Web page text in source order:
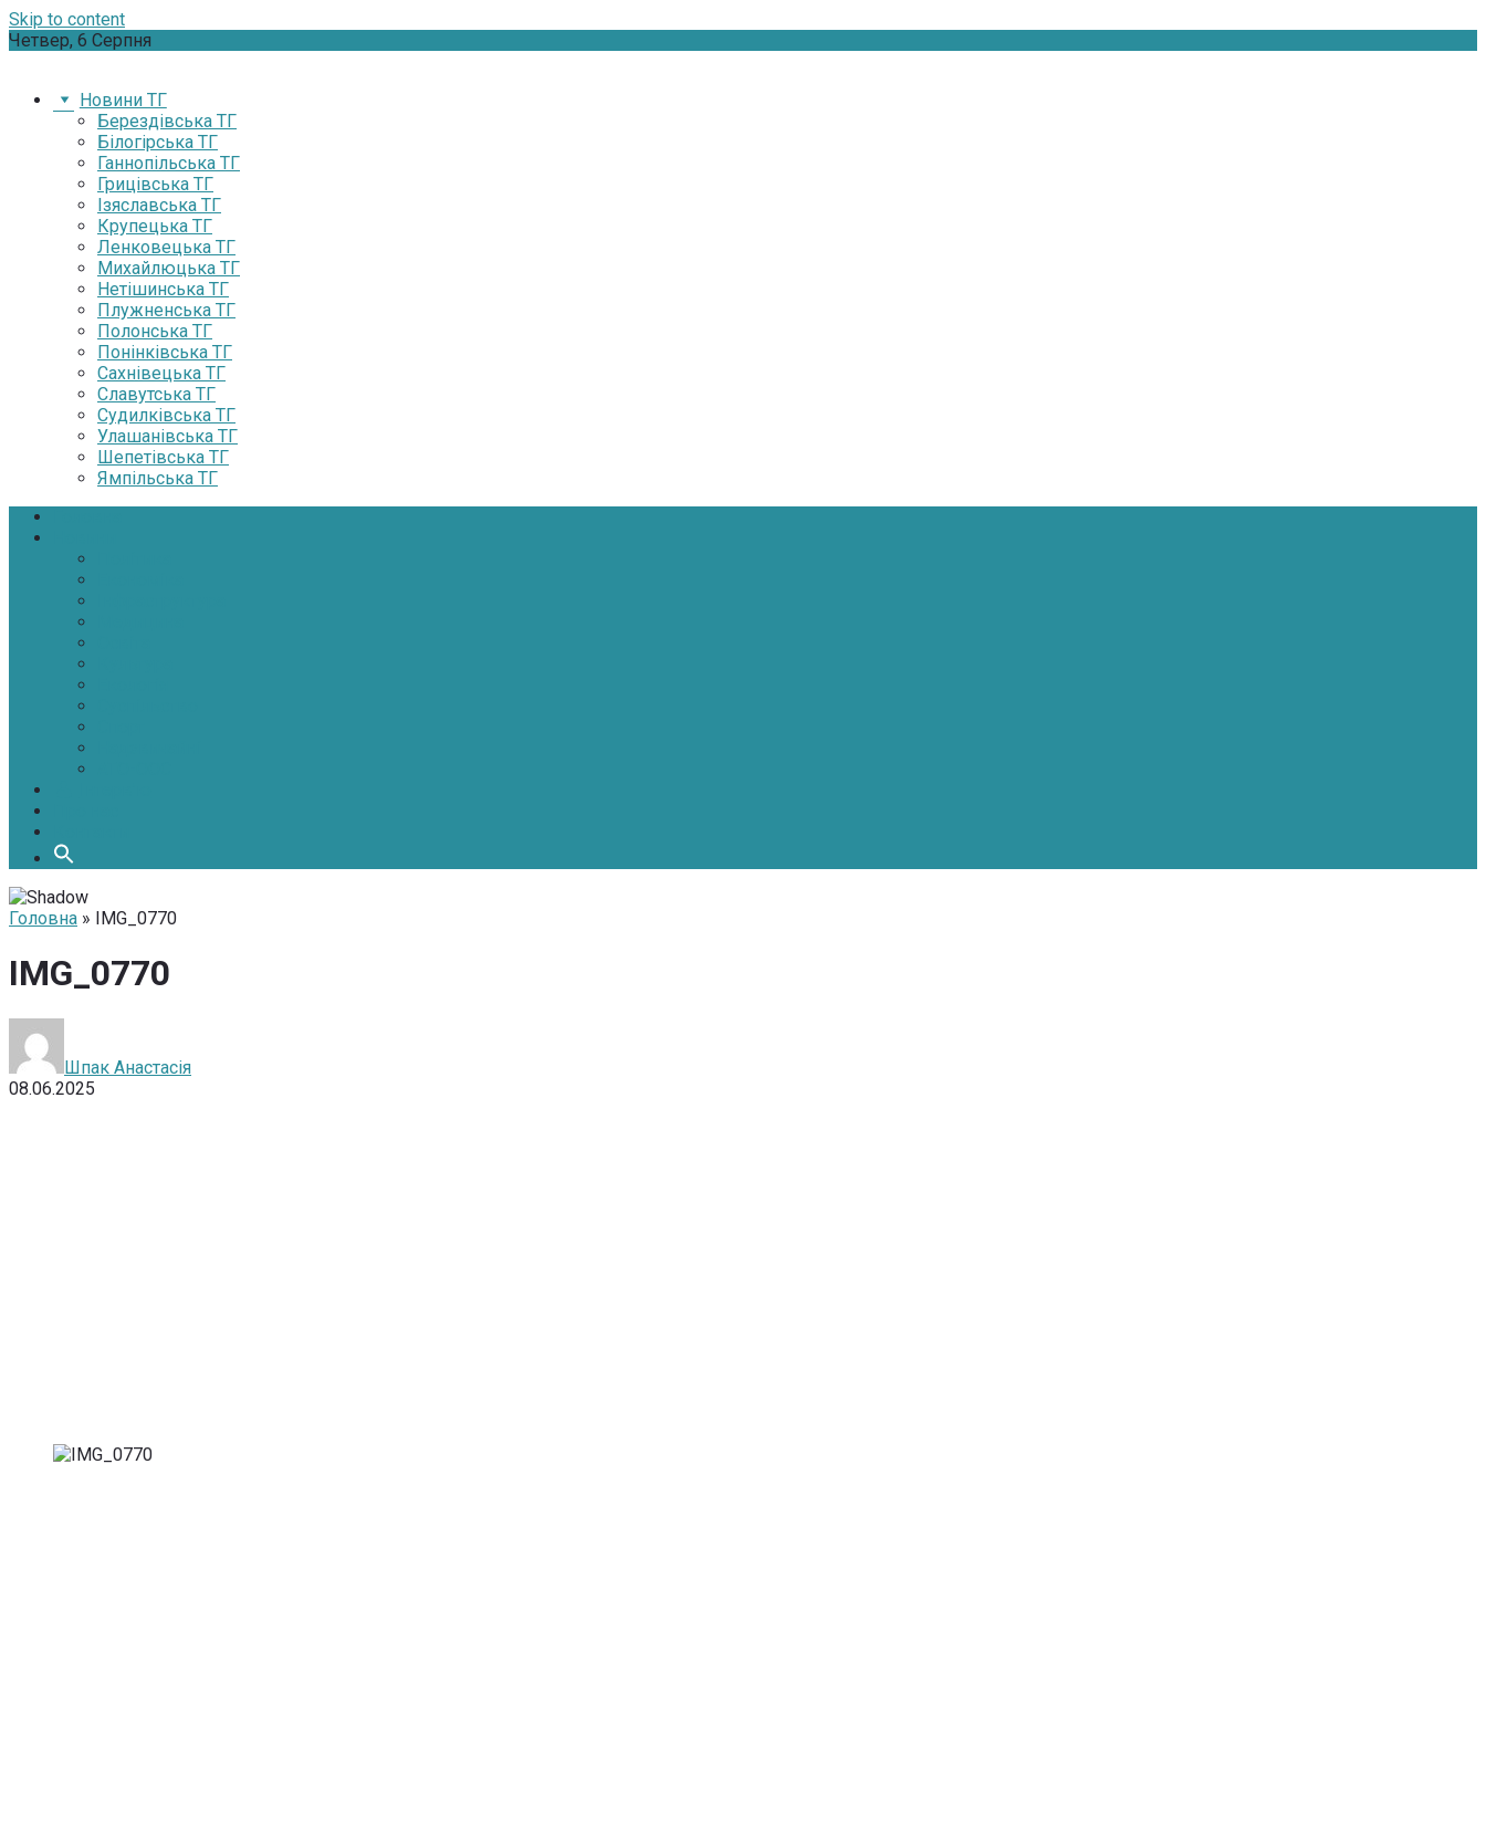
Skip to content
Четвер, 6 Серпня
Новини ТГ
Берездівська ТГ
Білогірська ТГ
Ганнопільська ТГ
Грицівська ТГ
Ізяславська ТГ
Крупецька ТГ
Ленковецька ТГ
Михайлюцька ТГ
Нетішинська ТГ
Плужненська ТГ
Полонська ТГ
Понінківська ТГ
Сахнівецька ТГ
Славутська ТГ
Судилківська ТГ
Улашанівська ТГ
Шепетівська ТГ
Ямпільська ТГ
Головна » IMG_0770
IMG_0770
Шпак Анастасія
08.06.2025